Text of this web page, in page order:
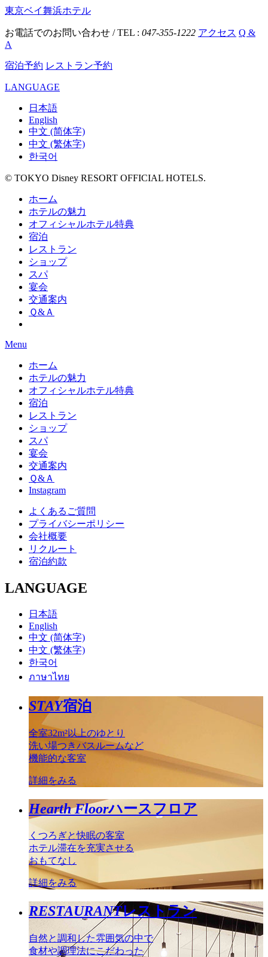
東京ベイ舞浜ホテル
お電話でのお問い合わせ / TEL : 047-355-1222 アクセス Q &
A
宿泊予約 レストラン予約
LANGUAGE
日本語
English
中文 (简体字)
中文 (繁体字)
한국어
© TOKYO Disney RESORT OFFICIAL HOTELS.
ホーム
ホテルの魅力
オフィシャルホテル特典
宿泊
レストラン
ショップ
スパ
宴会
交通案内
Ｑ&Ａ
Menu
ホーム
ホテルの魅力
オフィシャルホテル特典
宿泊
レストラン
ショップ
スパ
宴会
交通案内
Ｑ&Ａ
Instagram
よくあるご質問
プライバシーポリシー
会社概要
リクルート
宿泊約款
LANGUAGE
日本語
English
中文 (简体字)
中文 (繁体字)
한국어
ภาษาไทย
STAY宿泊
全室32m²以上のゆとり
洗い場つきバスルームなど
機能的な客室
詳細をみる
Hearth Floorハースフロア
くつろぎと快眠の客室
ホテル滞在を充実させる
おもてなし
詳細をみる
RESTAURANTレストラン
自然と調和した雰囲気の中で
食材や調理法にこだわった